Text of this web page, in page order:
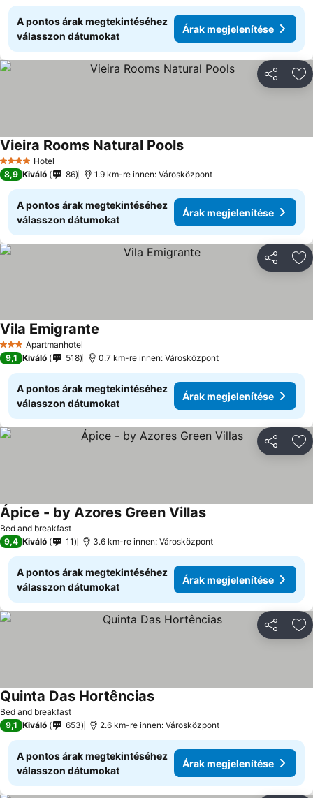
A pontos árak megtekintéséhez
válasszon dátumokat
Árak megjelenítése
4 KategóriaHotel
Vieira Rooms Natural Pools
8,9 Kiváló 86 1.9 km-re innen: Városközpont
A pontos árak megtekintéséhez
válasszon dátumokat
Árak megjelenítése
3 KategóriaApartmanhotel
Vila Emigrante
9,1 Kiváló 518 0.7 km-re innen: Városközpont
A pontos árak megtekintéséhez
válasszon dátumokat
Árak megjelenítése
Bed and breakfast
Ápice - by Azores Green Villas
9,4 Kiváló 11 3.6 km-re innen: Városközpont
A pontos árak megtekintéséhez
válasszon dátumokat
Árak megjelenítése
Bed and breakfast
Quinta Das Hortências
9,1 Kiváló 653 2.6 km-re innen: Városközpont
A pontos árak megtekintéséhez
válasszon dátumokat
Árak megjelenítése